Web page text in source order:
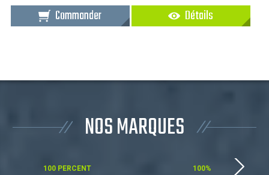
Commander Détails
NOS MARQUES
100 PERCENT 100%